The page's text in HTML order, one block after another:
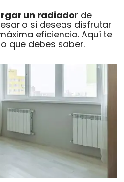
un radiador de
si deseas disfrutar
eficiencia. Aquí te
que debes saber.